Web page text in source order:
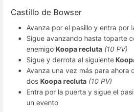
Castillo de Bowser
Avanza por el pasillo y entra por
Sigue avanzando hasta toparte
enemigo Koopa recluta (10 PV)
Sigue y derrota al siguiente
Avanza una vez más para ahora
dos Koopa recluta (10 PV)
Entra por la puerta y sigue el
un evento